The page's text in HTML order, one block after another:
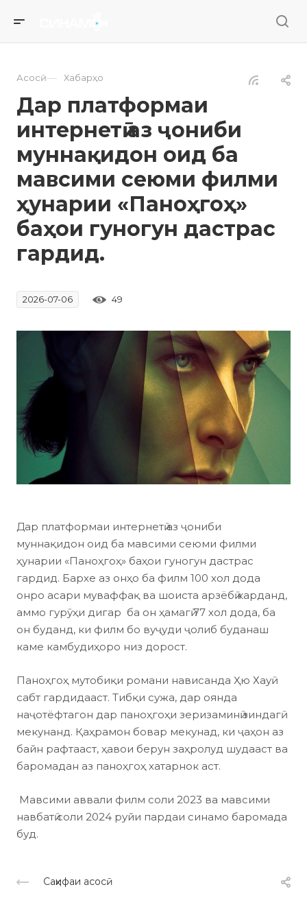
Асосӣ — Хабарҳо
Дар платформаи
интернетӣ аз ҷониби
муннақидон оид ба
мавсими сеюми филми
ҳунарии «Паноҳгоҳ»
баҳои гуногун дастрас
гардид.
2026-07-06 49
Дар платформаи интернетӣ аз ҷониби
муннақидон оид ба мавсими сеюми филми
ҳунарии «Паноҳгоҳ» баҳои гуногун дастрас
гардид. Бархе аз онҳо ба филм 100 хол дода
онро асари муваффақ ва шоиста арзёбӣ карданд,
аммо гурӯҳи дигар ба он ҳамагӣ 77 хол дода, ба
он буданд, ки филм бо вуҷуди ҷолиб буданаш
каме камбудиҳоро низ дорост.
Паноҳгоҳ мутобиқи романи нависанда Ҳю Хауӣ
сабт гардидааст. Тибқи сужа, дар оянда
наҷотёфтагон дар паноҳгоҳи зеризаминӣ зиндагӣ
мекунанд. Қаҳрамон бовар мекунад, ки ҷаҳон аз
байн рафтааст, ҳавои берун заҳролуд шудааст ва
баромадан аз паноҳгоҳ хатарнок аст.
Мавсими аввали филм соли 2023 ва мавсими
навбатӣ соли 2024 руйи пардаи синамо баромада
буд.
Саҳифаи асосӣ